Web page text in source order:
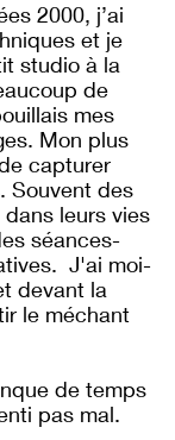
2000, j’ai
et je
studio à la
de
mes
Mon plus
capturer
Souvent des
leurs vies
séances-
J'ai moi-
devant la
le méchant
de temps
pas mal.